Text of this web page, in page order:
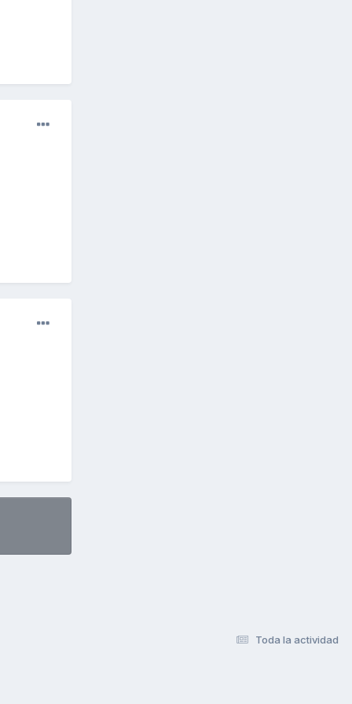
Toda la actividad